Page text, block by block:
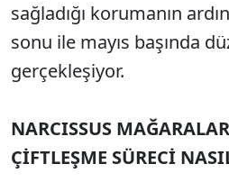
sağladığı korumanın
sonu ile mayıs başında
gerçekleşiyor.
NARCISSUS
ÇİFTLEŞME SÜRECİ